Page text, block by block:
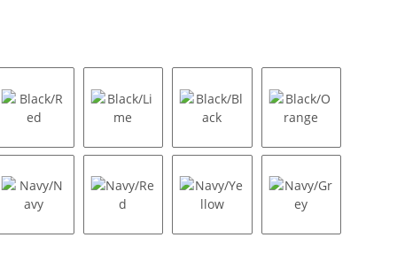
Black/Red Black/Lime Black/Black Black/Orange